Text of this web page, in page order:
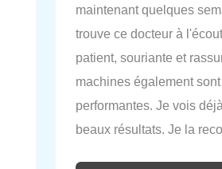
maintenant quelques
trouve ce docteur à
patient, souriante et
machines également
performantes. Je vois
beaux résultats. Je la